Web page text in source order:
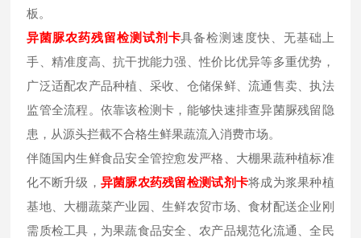
板。
异菌脲农药残留检测试剂卡具备检测速度快、无基础上
手、精准度高、抗干扰能力强、性价比优异等多重优势，
广泛适配农产品种植、采收、仓储保鲜、流通售卖、执法
监管全流程。依靠该检测卡，能够快速排查异菌脲残留隐
患，从源头拦截不合格生鲜果蔬流入消费市场。
伴随国内生鲜食品安全管控愈发严格、大棚果蔬种植标准
化不断升级， 异菌脲农药残留检测试剂卡将成为浆果种植
基地、大棚蔬菜产业园、生鲜农贸市场、食材配送企业刚
需质检工具，为果蔬食品安全、农产品规范化流通、全民